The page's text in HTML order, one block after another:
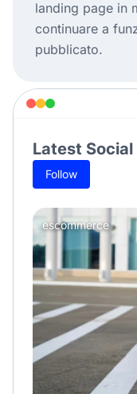
landing page in
continuare a
pubblicato.